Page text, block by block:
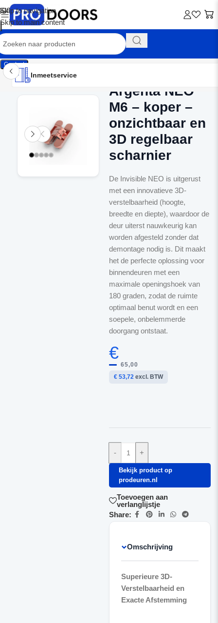
Skip to navigation
Skip to main content
Contact
Inmeetservice
Montageservice
Advies op maat
Showroom
Inmeetservice
Argenta NEO
M6 – koper –
onzichtbaar en
3D regelbaar
scharnier
De Invisible NEO is uitgerust
met een innovatieve 3D-
verstelbaarheid (hoogte,
breedte en diepte), waardoor de
deur uiterst nauwkeurig kan
worden afgesteld zonder dat
demontage nodig is. Dit maakt
het de perfecte oplossing voor
binnendeuren met een
maximale openingshoek van
180 graden, zodat de ruimte
optimaal benut wordt en een
soepele, onbelemmerde
doorgang ontstaat.
€
65,00
€ 53,72excl. BTW
- +
Bekijk product op
prodeuren.nl
Toevoegen aan
verlanglijstje
Share:
Omschrijving
Superieure 3D-
Verstelbaarheid en
Exacte Afstemming